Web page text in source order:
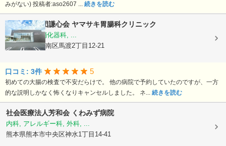
みがない) 投稿者:aso2607 ... 続きを読む
医療法人社団謙心会 ヤマサキ胃腸科クリニック
内科, 外科, 消化器科, ...
熊本県熊本市南区馬渡2丁目12-21
口コミ: 3件 5
初めての大腸の検査で不安だらけで。 他の病院で予約していたのですが、一方
的な説明しかなく怖くなりキャンセルしました。 ネ... 続きを読む
社会医療法人芳和会 くわみず病院
内科, アレルギー科, 外科, ...
熊本県熊本市中央区神水1丁目14-41